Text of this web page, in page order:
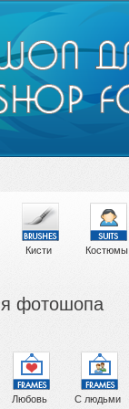
Кисти Костюмы
фотошопа
Любовь С людьми